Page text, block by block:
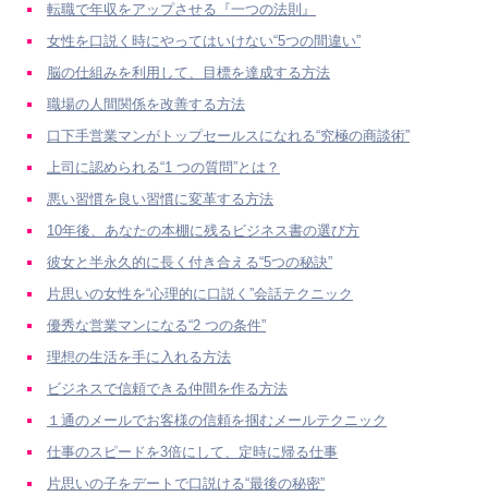
転職で年収をアップさせる『一つの法則』
女性を口説く時にやってはいけない“5つの間違い”
脳の仕組みを利用して、目標を達成する方法
職場の人間関係を改善する方法
口下手営業マンがトップセールスになれる“究極の商談術”
上司に認められる“1 つの質問”とは？
悪い習慣を良い習慣に変革する方法
10年後、あなたの本棚に残るビジネス書の選び方
彼女と半永久的に長く付き合える“5つの秘訣”
片思いの女性を“心理的に口説く”会話テクニック
優秀な営業マンになる“2 つの条件”
理想の生活を手に入れる方法
ビジネスで信頼できる仲間を作る方法
１通のメールでお客様の信頼を掴むメールテクニック
仕事のスピードを3倍にして、定時に帰る仕事
片思いの子をデートで口説ける“最後の秘密”